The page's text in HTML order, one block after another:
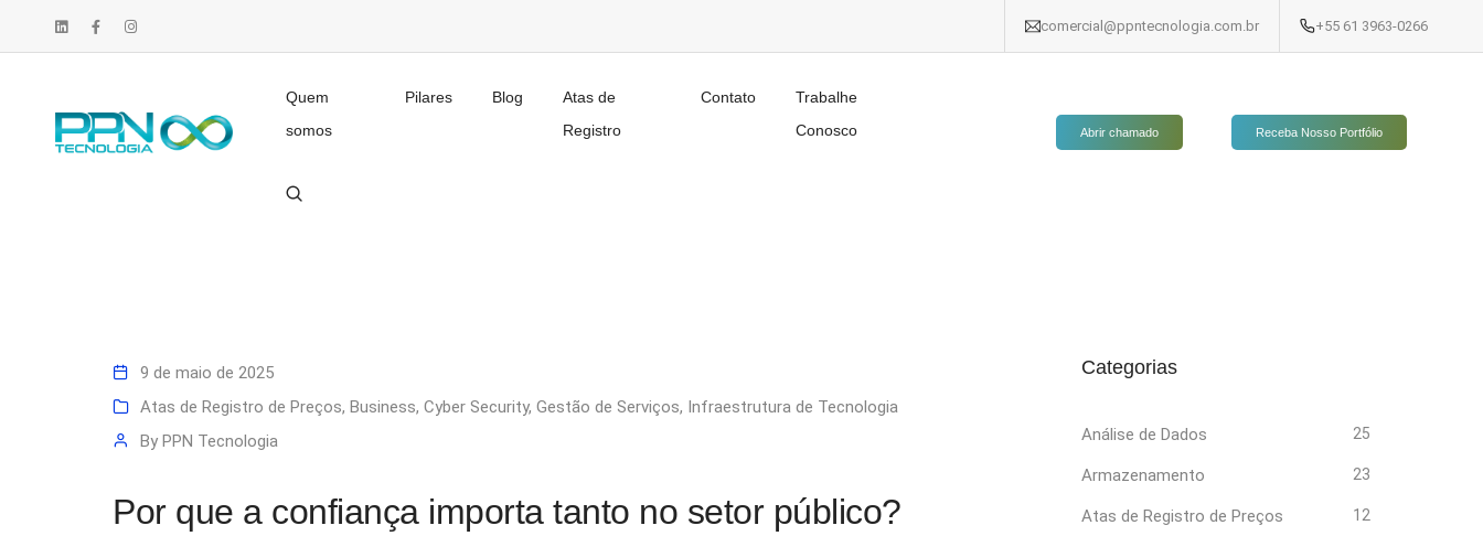
comercial@ppntecnologia.com.br +55 61 3963-0266
Quem
somos
Pilares Blog
Atas de
Registro
Contato
Trabalhe
Conosco
Abrir chamado Receba Nosso Portfólio
9 de maio de 2025
Atas de Registro de Preços, Business, Cyber Security, Gestão de Serviços, Infraestrutura de Tecnologia
By PPN Tecnologia
Por que a confiança importa tanto no setor público?
Categorias
Análise de Dados 25
Armazenamento 23
Atas de Registro de Preços 12